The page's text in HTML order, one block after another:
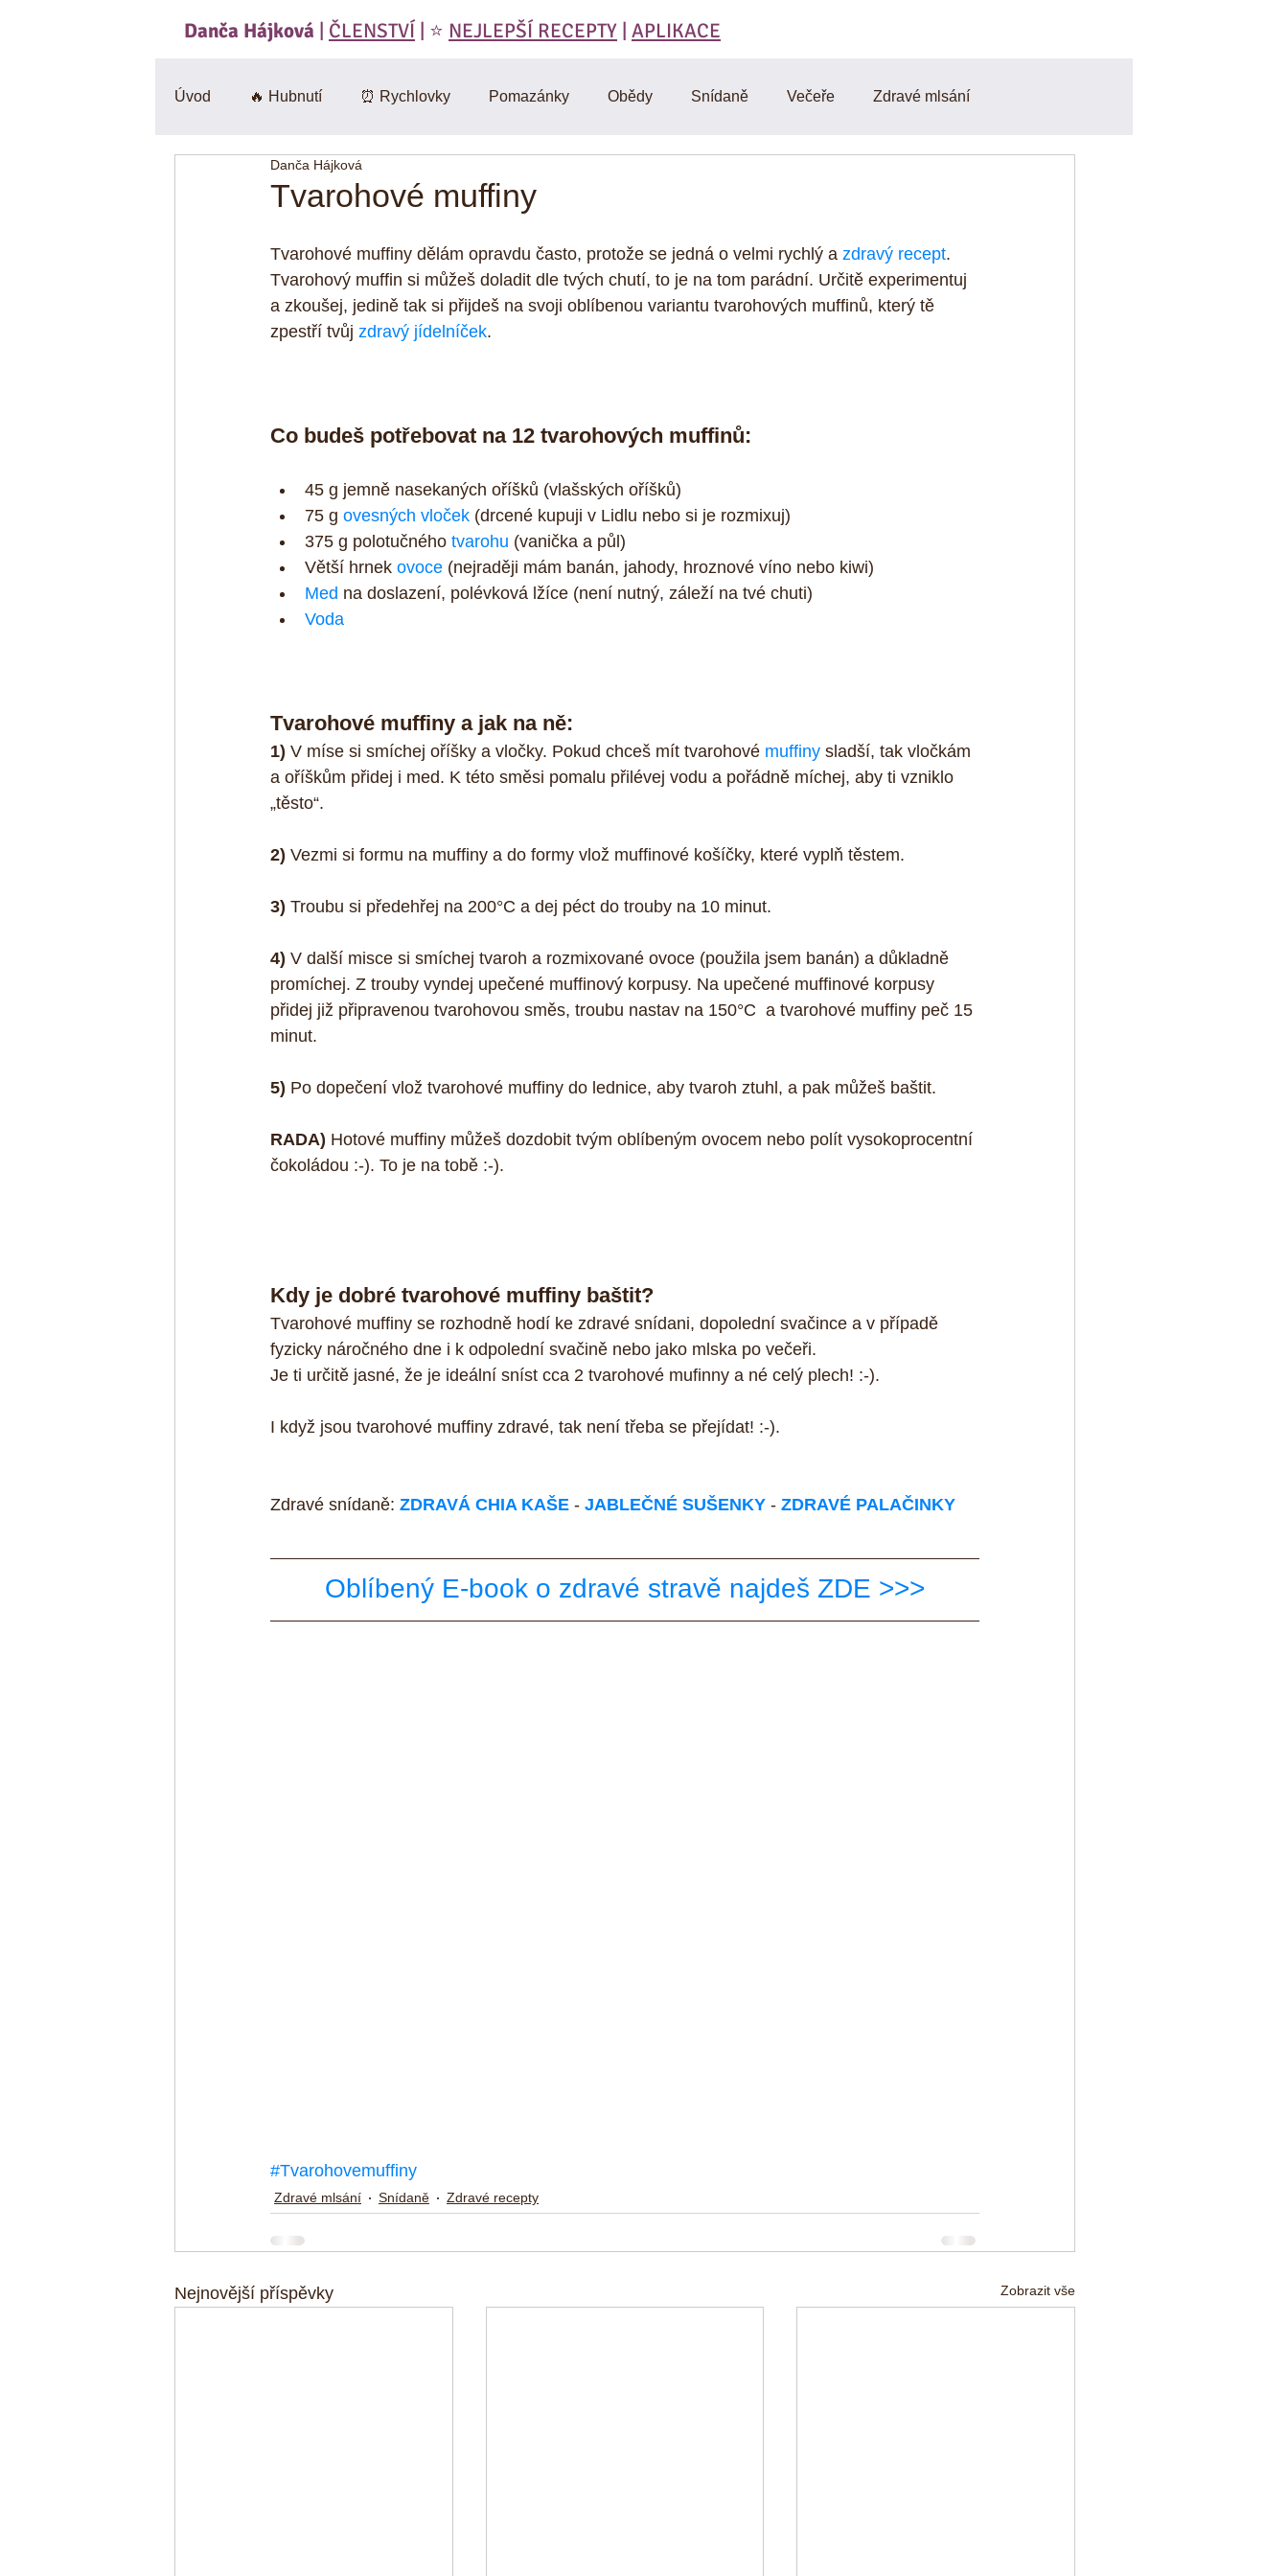
Danča Hájková | ČLENSTVÍ | ⭐️ NEJLEPŠÍ RECEPTY | APLIKACE
Úvod 🔥 Hubnutí ⏰ Rychlovky Pomazánky Obědy Snídaně Večeře Zdravé mlsání
🍄 Houby
BEZlepkové 🎃 Dýně RAW Cviceni a hubnuti Denik D-články Muffiny Odpoledni svačiny
CviKuch Cvičici Kuchařka Omáčky
Tvarohové muffiny
Danča Hájková
Tvarohové muffiny dělám opravdu často, protože se jedná o velmi rychlý a zdravý recept.
Tvarohový muffin si můžeš doladit dle tvých chutí, to je na tom parádní. Určitě experimentuj
a zkoušej, jedině tak si přijdeš na svoji oblíbenou variantu tvarohových muffinů, který tě
zpestří tvůj zdravý jídelníček.
Co budeš potřebovat na 12 tvarohových muffinů:
45 g jemně nasekaných oříšků (vlašských oříšků)
75 g ovesných vloček (drcené kupuji v Lidlu nebo si je rozmixuj)
375 g polotučného tvarohu (vanička a půl)
Větší hrnek ovoce (nejraději mám banán, jahody, hroznové víno nebo kiwi)
Med na doslazení, polévková lžíce (není nutný, záleží na tvé chuti)
Voda
Tvarohové muffiny a jak na ně:
1) V míse si smíchej oříšky a vločky. Pokud chceš mít tvarohové muffiny sladší, tak vločkám
a oříškům přidej i med. K této směsi pomalu přilévej vodu a pořádně míchej, aby ti vzniklo
„těsto“.
2) Vezmi si formu na muffiny a do formy vlož muffinové košíčky, které vyplň těstem.
3) Troubu si předehřej na 200°C a dej péct do trouby na 10 minut.
4) V další misce si smíchej tvaroh a rozmixované ovoce (použila jsem banán) a důkladně
promíchej. Z trouby vyndej upečené muffinový korpusy. Na upečené muffinové korpusy
přidej již připravenou tvarohovou směs, troubu nastav na 150°C  a tvarohové muffiny peč 15
minut.
5) Po dopečení vlož tvarohové muffiny do lednice, aby tvaroh ztuhl, a pak můžeš baštit.
RADA) Hotové muffiny můžeš dozdobit tvým oblíbeným ovocem nebo polít vysokoprocentní
čokoládou :-). To je na tobě :-).
Kdy je dobré tvarohové muffiny baštit?
Tvarohové muffiny se rozhodně hodí ke zdravé snídani, dopolední svačince a v případě
fyzicky náročného dne i k odpolední svačině nebo jako mlska po večeři.
Je ti určitě jasné, že je ideální sníst cca 2 tvarohové mufinny a né celý plech! :-).
I když jsou tvarohové muffiny zdravé, tak není třeba se přejídat! :-).
Zdravé snídaně: ZDRAVÁ CHIA KAŠE - JABLEČNÉ SUŠENKY - ZDRAVÉ PALAČINKY
Oblíbený E-book o zdravé stravě najdeš ZDE >>>
#Tvarohovemuffiny
Zdravé mlsání Snídaně Zdravé recepty
Nejnovější příspěvky Zobrazit vše